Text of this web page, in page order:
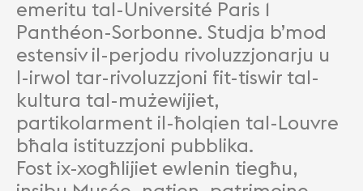
emeritu tal-Université Paris 1
Panthéon-Sorbonne. Studja b’mod
estensiv il-perjodu rivoluzzjonarju u
l-irwol tar-rivoluzzjoni fit-tiswir tal-
kultura tal-mużewijiet,
partikolarment il-ħolqien tal-Louvre
bħala istituzzjoni pubblika.
Fost ix-xogħlijiet ewlenin tiegħu,